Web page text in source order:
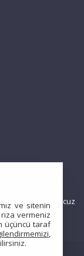
ve sitenin
vermeniz
üçüncü taraf
,
ödemede, en ucuz
durumunda